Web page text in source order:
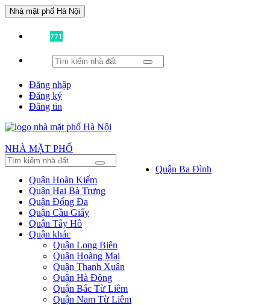
Nhà mặt phố Hà Nội
771
Đăng nhập
Đăng ký
Đăng tin
NHÀ MẶT PHỐ
Quận Ba Đình
Quận Hoàn Kiếm
Quận Hai Bà Trưng
Quận Đống Đa
Quận Cầu Giấy
Quận Tây Hồ
Quận khác
Quận Long Biên
Quận Hoàng Mai
Quận Thanh Xuân
Quận Hà Đông
Quận Bắc Từ Liêm
Quận Nam Từ Liêm